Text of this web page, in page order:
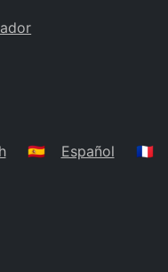
🇪🇸 Español 🇫🇷